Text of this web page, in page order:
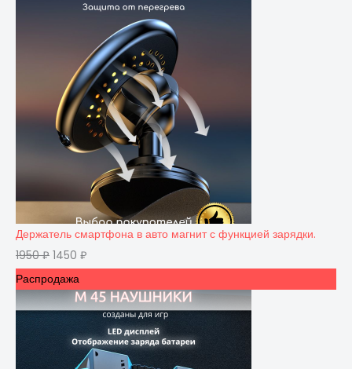
Держатель смартфона в авто магнит с функцией зарядки.
1950₽ 1450 ₽
Распродажа